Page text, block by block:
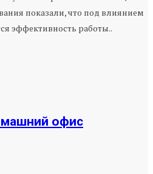
показали, что под влиянием
эффективность работы..
офис